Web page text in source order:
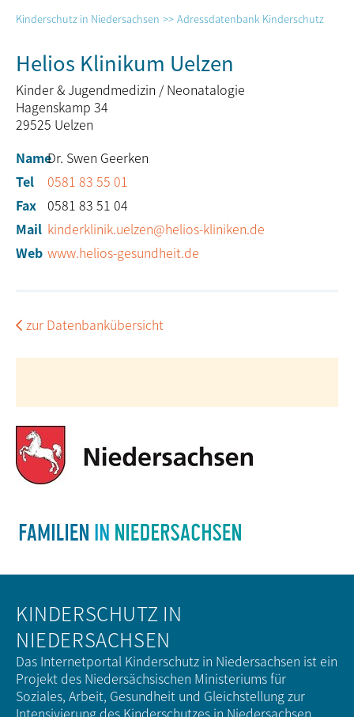
Kinderschutz in Niedersachsen Adressdatenbank Kinderschutz
Helios Klinikum Uelzen
Kinder & Jugendmedizin / Neonatalogie
Hagenskamp 34
29525 Uelzen
NameDr. Swen Geerken
Tel
0581 83 55 01
Fax 0581 83 51 04
Mail kinderklinik.uelzen@helios-kliniken.de
Web www.helios-gesundheit.de
zur Datenbankübersicht
KINDERSCHUTZ IN
NIEDERSACHSEN
Das Internetportal Kinderschutz in Niedersachsen ist ein
Projekt des Niedersächsischen Ministeriums für
Soziales, Arbeit, Gesundheit und Gleichstellung zur
Intensivierung des Kinderschutzes in Niedersachsen.